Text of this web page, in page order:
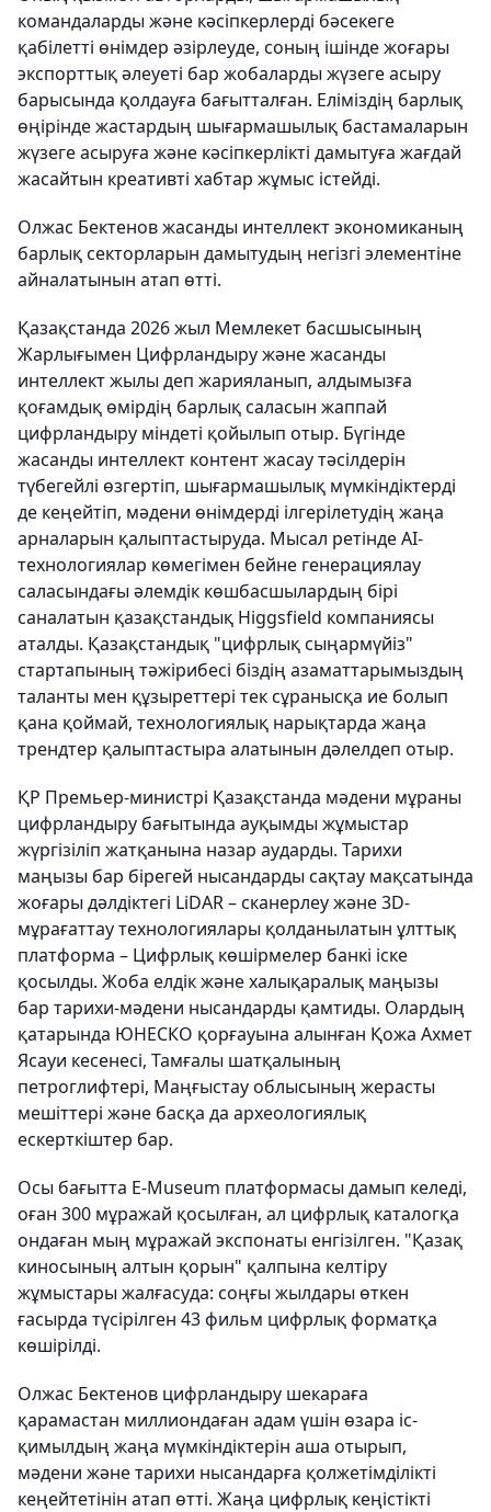
командаларды және кәсіпкерлерді бәсекеге
қабілетті өнімдер әзірлеуде, соның ішінде жоғары
экспорттық әлеуеті бар жобаларды жүзеге асыру
барысында қолдауға бағытталған. Еліміздің барлық
өңірінде жастардың шығармашылық бастамаларын
жүзеге асыруға және кәсіпкерлікті дамытуға жағдай
жасайтын креативті хабтар жұмыс істейді.
Олжас Бектенов жасанды интеллект экономиканың
барлық секторларын дамытудың негізгі элементіне
айналатынын атап өтті.
Қазақстанда 2026 жыл Мемлекет басшысының
Жарлығымен Цифрландыру және жасанды
интеллект жылы деп жарияланып, алдымызға
қоғамдық өмірдің барлық саласын жаппай
цифрландыру міндеті қойылып отыр. Бүгінде
жасанды интеллект контент жасау тәсілдерін
түбегейлі өзгертіп, шығармашылық мүмкіндіктерді
де кеңейтіп, мәдени өнімдерді ілгерілетудің жаңа
арналарын қалыптастыруда. Мысал ретінде AI-
технологиялар көмегімен бейне генерациялау
саласындағы әлемдік көшбасшылардың бірі
саналатын қазақстандық Higgsfield компаниясы
аталды. Қазақстандық "цифрлық сыңармүйіз"
стартапының тәжірибесі біздің азаматтарымыздың
таланты мен құзыреттері тек сұранысқа ие болып
қана қоймай, технологиялық нарықтарда жаңа
трендтер қалыптастыра алатынын дәлелдеп отыр.
ҚР Премьер-министрі Қазақстанда мәдени мұраны
цифрландыру бағытында ауқымды жұмыстар
жүргізіліп жатқанына назар аударды. Тарихи
маңызы бар бірегей нысандарды сақтау мақсатында
жоғары дәлдіктегі LiDAR – сканерлеу және 3D-
мұрағаттау технологиялары қолданылатын ұлттық
платформа – Цифрлық көшірмелер банкі іске
қосылды. Жоба елдік және халықаралық маңызы
бар тарихи-мәдени нысандарды қамтиды. Олардың
қатарында ЮНЕСКО қорғауына алынған Қожа Ахмет
Ясауи кесенесі, Тамғалы шатқалының
петроглифтері, Маңғыстау облысының жерасты
мешіттері және басқа да археологиялық
ескерткіштер бар.
Осы бағытта E-Museum платформасы дамып келеді,
оған 300 мұражай қосылған, ал цифрлық каталогқа
ондаған мың мұражай экспонаты енгізілген. "Қазақ
киносының алтын қорын" қалпына келтіру
жұмыстары жалғасуда: соңғы жылдары өткен
ғасырда түсірілген 43 фильм цифрлық форматқа
көшірілді.
Олжас Бектенов цифрландыру шекараға
қарамастан миллиондаған адам үшін өзара іс-
қимылдың жаңа мүмкіндіктерін аша отырып,
мәдени және тарихи нысандарға қолжетімділікті
кеңейтетінін атап өтті. Жаңа цифрлық кеңістікті